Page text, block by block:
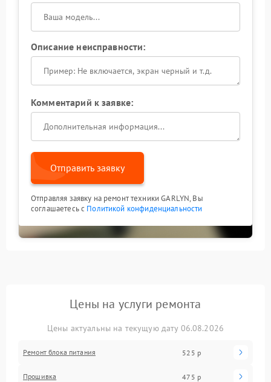
Описание неисправности:
Комментарий к заявке:
Отправить заявку
Отправляя заявку на ремонт техники GARLYN, Вы
соглашаетесь с Политикой конфиденциальности
Цены на услуги ремонта
Цены актуальны на текущую дату 06.08.2026
Ремонт блока питания 525 р
Прошивка 475 р